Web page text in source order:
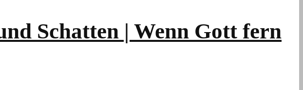
Schatten | Wenn Gott fern